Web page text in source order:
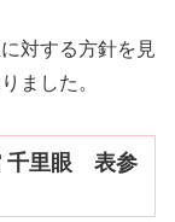
対する方針を見
ました。
千里眼 表参